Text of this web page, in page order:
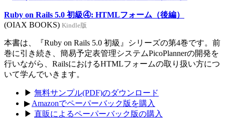
Ruby on Rails 5.0 初級④: HTMLフォーム（後編）
(OIAX BOOKS) Kindle版
本書は、『Ruby on Rails 5.0 初級』シリーズの第4巻です。前
巻に引き続き、簡易予定表管理システムPicoPlannerの開発を
行いながら、RailsにおけるHTMLフォームの取り扱い方につ
いて学んでいきます。
▶ 無料サンプル(PDF)のダウンロード
▶ Amazonでペーパーバック版を購入
▶ 直販によるペーパーバック版の購入